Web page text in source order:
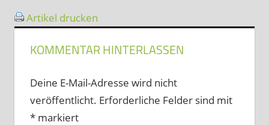
Artikel drucken
KOMMENTAR HINTERLASSEN
Deine E-Mail-Adresse wird nicht
veröffentlicht. Erforderliche Felder sind mit
*markiert